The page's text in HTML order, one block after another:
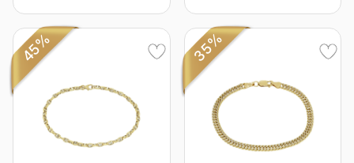
45% 35%